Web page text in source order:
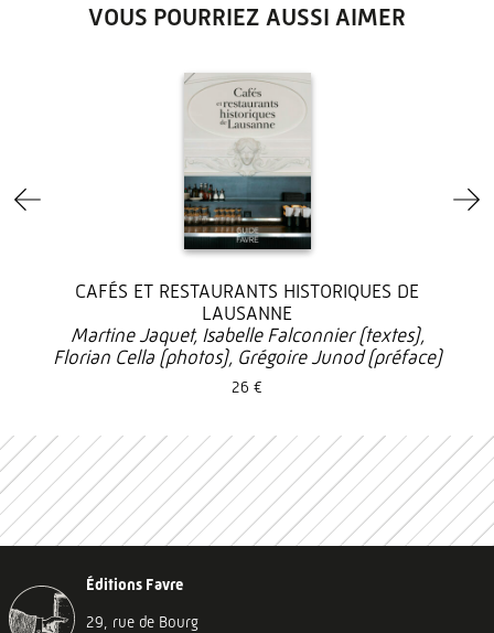
VOUS POURRIEZ AUSSI AIMER
CAFÉS ET RESTAURANTS HISTORIQUES DE
LAUSANNE
Martine Jaquet, Isabelle Falconnier (textes),
Florian Cella (photos), Grégoire Junod (préface)
26 €
Éditions Favre
29, rue de Bourg